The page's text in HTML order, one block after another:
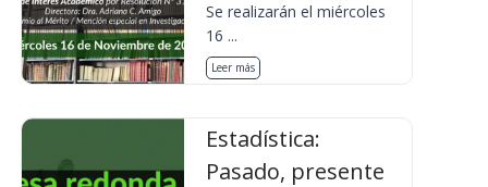
Se realizarán el miércoles
16 ...
Leer más
Estadística:
Pasado, presente